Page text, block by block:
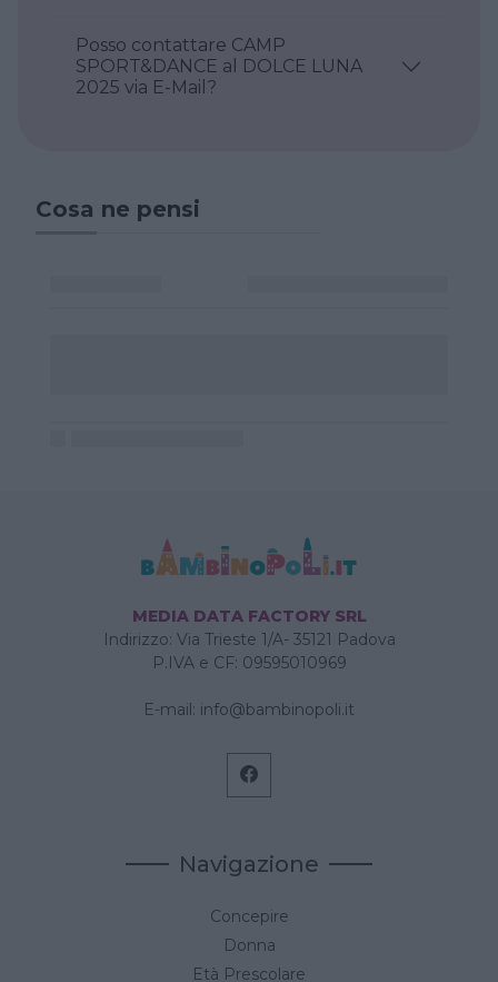
Posso contattare CAMP
SPORT&DANCE al DOLCE LUNA
2025 via E-Mail?
Cosa ne pensi
MEDIA DATA FACTORY SRL
Indirizzo: Via Trieste 1/A- 35121 Padova
P.IVA e CF: 09595010969
E-mail: info@bambinopoli.it
Navigazione
Concepire
Donna
Età Prescolare